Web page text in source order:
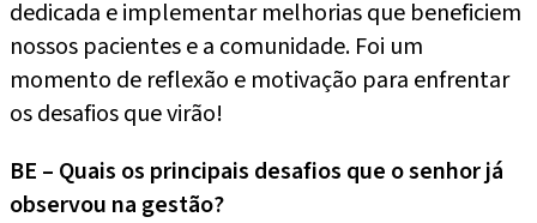
dedicada e implementar melhorias que beneficiem
nossos pacientes e a comunidade. Foi um
momento de reflexão e motivação para enfrentar
os desafios que virão!
BE – Quais os principais desafios que o senhor já
observou na gestão?